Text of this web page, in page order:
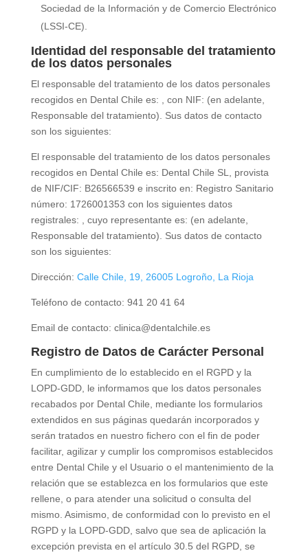
Sociedad de la Información y de Comercio Electrónico
(LSSI-CE).
Identidad del responsable del tratamiento
de los datos personales
El responsable del tratamiento de los datos personales
recogidos en Dental Chile es: , con NIF: (en adelante,
Responsable del tratamiento). Sus datos de contacto
son los siguientes:
El responsable del tratamiento de los datos personales
recogidos en Dental Chile es: Dental Chile SL
, provista
de NIF/CIF: B26566539 e inscrito en: Registro Sanitario
número: 1726001353 con los siguientes datos
registrales:
, cuyo representante es: (en adelante,
Responsable del tratamiento). Sus datos de contacto
son los siguientes:
Dirección: Calle Chile, 19, 26005 Logroño, La Rioja
Teléfono de contacto: 941 20 41 64
Email de contacto: clinica@dentalchile.es
Registro de Datos de Carácter Personal
En cumplimiento de lo establecido en el RGPD y la
LOPD-GDD, le informamos que los datos personales
recabados por Dental Chile , mediante los formularios
extendidos en sus páginas quedarán incorporados y
serán tratados en nuestro fichero con el fin de poder
facilitar, agilizar y cumplir los compromisos establecidos
entre Dental Chile y el Usuario o el mantenimiento de la
relación que se establezca en los formularios que este
rellene, o para atender una solicitud o consulta del
mismo. Asimismo, de conformidad con lo previsto en el
RGPD y la LOPD-GDD, salvo que sea de aplicación la
excepción prevista en el artículo 30.5 del RGPD, se